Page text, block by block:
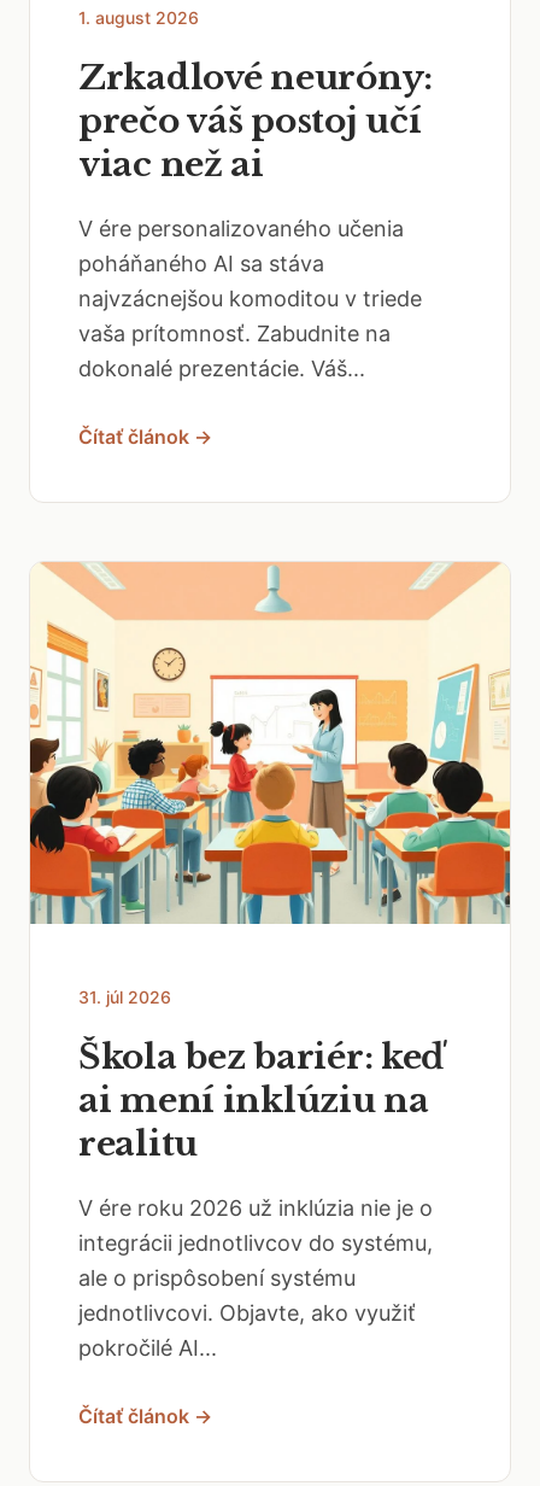
1. august 2026
Zrkadlové neuróny:
prečo váš postoj učí
viac než ai
V ére personalizovaného učenia
poháňaného AI sa stáva
najvzácnejšou komoditou v triede
vaša prítomnosť. Zabudnite na
dokonalé prezentácie. Váš...
Čítať článok →
31. júl 2026
Škola bez bariér: keď
ai mení inklúziu na
realitu
V ére roku 2026 už inklúzia nie je o
integrácii jednotlivcov do systému,
ale o prispôsobení systému
jednotlivcovi. Objavte, ako využiť
pokročilé AI...
Čítať článok →